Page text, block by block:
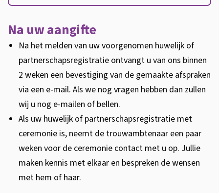
e
s
Na uw aangifte
Na het melden van uw voorgenomen huwelijk of
partnerschapsregistratie ontvangt u van ons binnen
2 weken een bevestiging van de gemaakte afspraken
via een e-mail. Als we nog vragen hebben dan zullen
wij u nog e-mailen of bellen.
Als uw huwelijk of partnerschapsregistratie met
ceremonie is, neemt de trouwambtenaar een paar
weken voor de ceremonie contact met u op. Jullie
maken kennis met elkaar en bespreken de wensen
met hem of haar.